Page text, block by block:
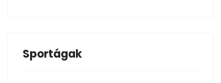
Sportágak